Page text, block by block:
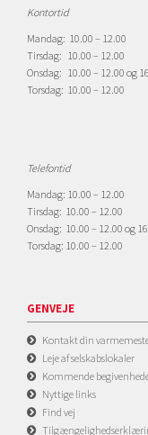
Kontortid
Mandag: 10.00 – 12.00
Tirsdag: 10.00 – 12.00
Onsdag: 10.00 – 12.00 og
Torsdag: 10.00 – 12.00
Telefontid
Mandag: 10.00 – 12.00
Tirsdag: 10.00 – 12.00
Onsdag: 10.00 – 12.00 og
Torsdag: 10.00 – 12.00
GENVEJE
Kontakt din
Leje af selskabslokaler
Kommende
Nyttige links
Find vej